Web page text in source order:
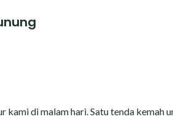
kami di malam hari. Satu tenda kemah